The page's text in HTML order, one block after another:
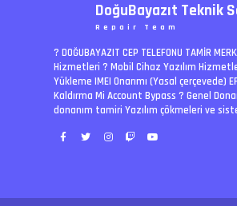
DoğuBayazıt Teknik
Repair Team
? DOĞUBAYAZIT CEP TELEFONU TAMİR
Hizmetleri ? Mobil Cihaz Yazılım
Yükleme IMEI Onarımı (Yasal çerçevede)
Kaldırma Mi Account Bypass ? Genel
donanım tamiri Yazılım çökmeleri ve